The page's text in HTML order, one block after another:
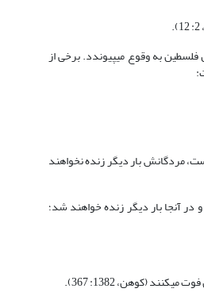
به وقوع می‏پیوندد. برخی از
مردگانش بار دیگر زنده نخواهند
آنجا بار دیگر زنده خواهند شد؛
(کوهن، 1382: 367).